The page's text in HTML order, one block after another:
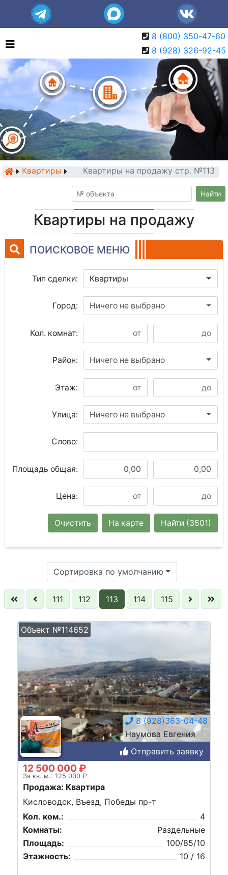
8 (800) 350-47-60
8 (928) 326-92-45
Квартиры Квартиры на продажу стр. №113
Найти
Квартиры на продажу
ПОИСКОВОЕ МЕНЮ
Тип сделки: Квартиры
Город: Ничего не выбрано
Кол. комнат:
Район: Ничего не выбрано
Этаж:
Улица: Ничего не выбрано
Слово:
Площадь общая:
Цена:
Найти (3501)
На карте
Очистить
Сортировка по умолчанию
111 112 113 114 115
Объект №114652
8 (928)363-04-48
Наумова Евгения
Отправить заявку
12 500 000 ₽
За кв. м.: 125 000 ₽
Продажа: Квартира
Кисловодск, Въезд, Победы пр-т
Кол. ком.:
4
Комнаты:
Раздельные
Площадь:
100/85/10
Этажность:
10 / 16